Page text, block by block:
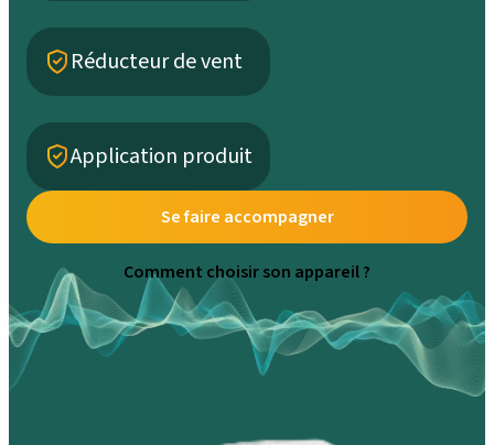
Réducteur de vent
Application produit
Se faire accompagner
Comment choisir son appareil ?